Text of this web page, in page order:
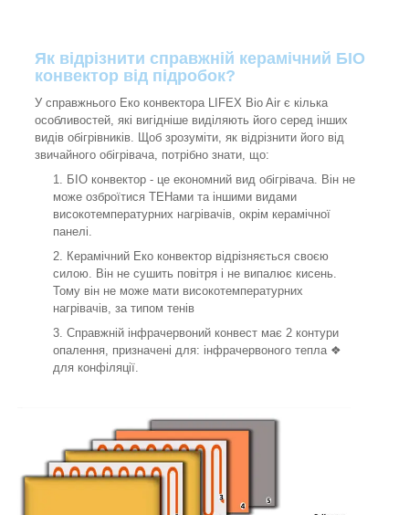
Як відрізнити справжній керамічний БІО
конвектор від підробок?
У справжнього Еко конвектора LIFEX Bio Air є кілька
особливостей, які вигідніше виділяють його серед інших
видів обігрівників. Щоб зрозуміти, як відрізнити його від
звичайного обігрівача, потрібно знати, що:
БІО конвектор - це економний вид обігрівача. Він не
може озброїтися ТЕНами та іншими видами
високотемпературних нагрівачів, окрім керамічної
панелі.
Керамічний Еко конвектор відрізняється своєю
силою. Він не сушить повітря і не випалює кисень.
Тому він не може мати високотемпературних
нагрівачів, за типом тенів
Справжній інфрачервоний конвест має 2 контури
опалення, призначені для: інфрачервоного тепла ❖
для конфіляції.